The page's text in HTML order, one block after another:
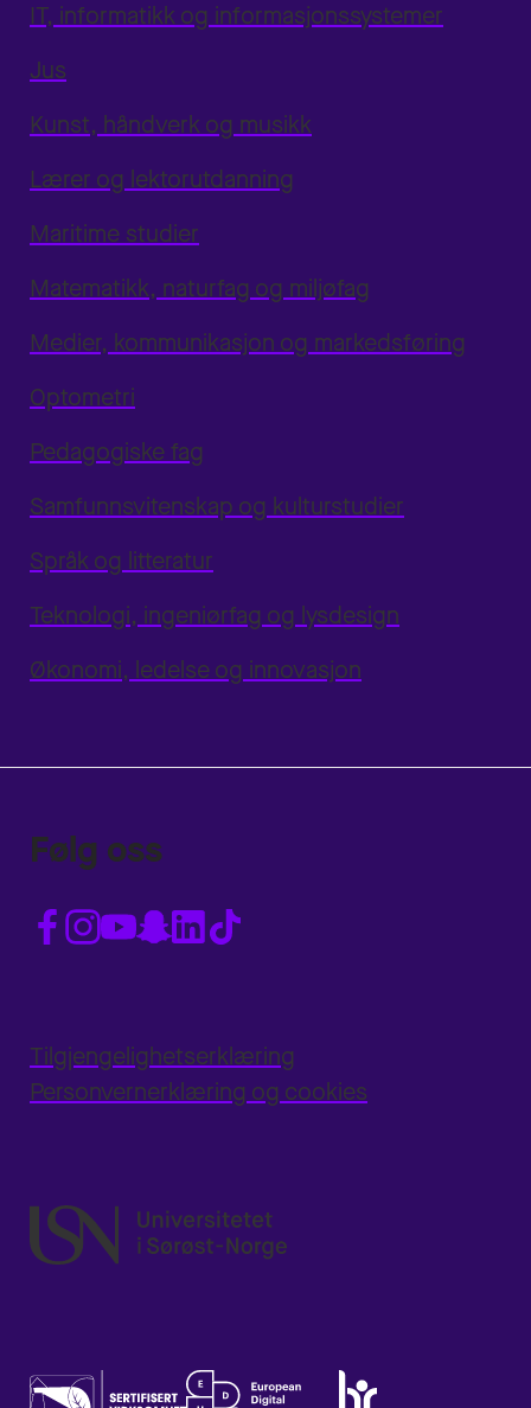
IT, informatikk og informasjonssystemer
Jus
Kunst, håndverk og musikk
Lærer og lektorutdanning
Maritime studier
Matematikk, naturfag og miljøfag
Medier, kommunikasjon og markedsføring
Optometri
Pedagogiske fag
Samfunnsvitenskap og kulturstudier
Språk og litteratur
Teknologi, ingeniørfag og lysdesign
Økonomi, ledelse og innovasjon
Følg oss
Tilgjengelighetserklæring
Personvernerklæring og cookies